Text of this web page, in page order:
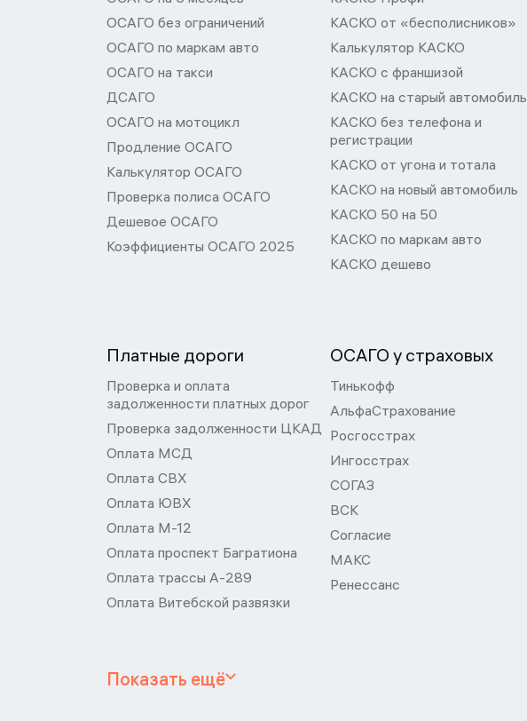
ОСАГО без ограничений
ОСАГО по маркам авто
ОСАГО на такси
ДСАГО
ОСАГО на мотоцикл
Продление ОСАГО
Калькулятор ОСАГО
Проверка полиса ОСАГО
Дешевое ОСАГО
Коэффициенты ОСАГО 2025
КАСКО от «бесполисников»
Калькулятор КАСКО
КАСКО с франшизой
КАСКО на старый автомобиль
КАСКО без телефона и
регистрации
КАСКО от угона и тотала
КАСКО на новый автомобиль
КАСКО 50 на 50
КАСКО по маркам авто
КАСКО дешево
Платные дороги
Проверка и оплата
задолженности платных дорог
Проверка задолженности ЦКАД
Оплата МСД
Оплата СВХ
Оплата ЮВХ
Оплата М-12
Оплата проспект Багратиона
Оплата трассы А-289
Оплата Витебской развязки
ОСАГО у страховых
Тинькофф
АльфаСтрахование
Росгосстрах
Ингосстрах
СОГАЗ
ВСК
Согласие
МАКС
Ренессанс
Показать ещё